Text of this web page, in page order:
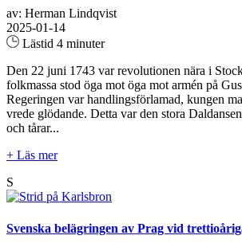
av: Herman Lindqvist
2025-01-14
Lästid 4 minuter
Den 22 juni 1743 var revolutionen nära i
folkmassa stod öga mot öga mot armén på
Regeringen var handlingsförlamad, kungen
vrede glödande. Detta var den stora
och tårar...
+ Läs mer
S
Svenska belägringen av Prag vid